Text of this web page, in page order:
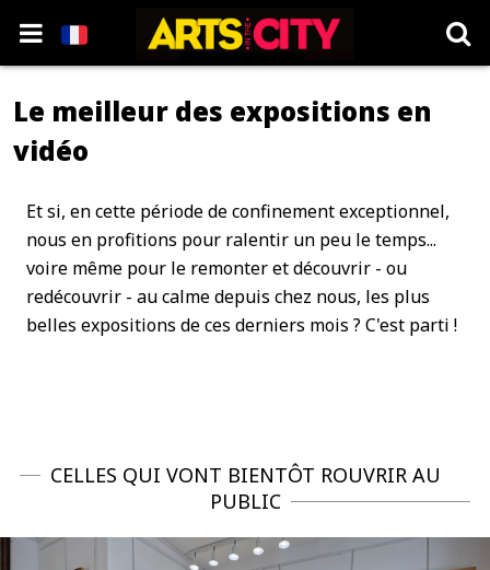
Le meilleur des expositions en
vidéo
Et si, en cette période de confinement exceptionnel,
nous en profitions pour ralentir un peu le temps...
voire même pour le remonter et découvrir - ou
redécouvrir - au calme depuis chez nous, les plus
belles expositions de ces derniers mois ? C'est parti !
CELLES QUI VONT BIENTÔT ROUVRIR AU
PUBLIC